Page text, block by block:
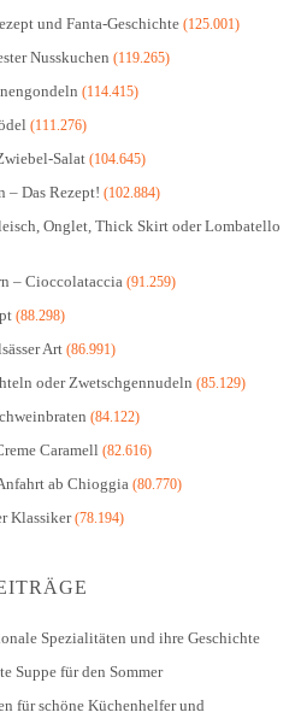
und Fanta-Geschichte (125.001)
Nusskuchen (119.265)
(114.415)
(111.276)
Salat (104.645)
– Das Rezept! (102.884)
Onglet, Thick Skirt oder Lombatello
– Cioccolataccia (91.259)
(88.298)
Art (86.991)
oder Zwetschgennudeln (85.129)
(84.122)
Caramell (82.616)
ab Chioggia (80.770)
Klassiker(78.194)
Spezialitäten und ihre Geschichte
Suppe für den Sommer
für schöne Küchenhelfer und